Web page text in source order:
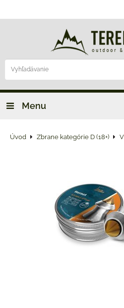
Menu
Úvod Zbrane kategórie D (18+)